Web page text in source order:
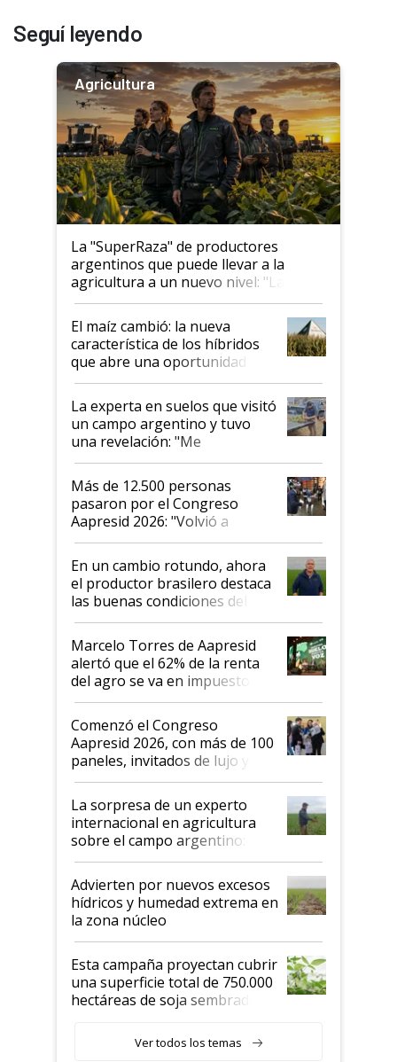
Seguí leyendo
Agricultura
La "SuperRaza" de productores
argentinos que puede llevar a la
agricultura a un nuevo nivel: "Las
posibilidades de crecimiento son
infinitas"
El maíz cambió: la nueva
característica de los híbridos
que abre una oportunidad en
el lote
La experta en suelos que visitó
un campo argentino y tuvo
una revelación: "Me
impresionó mucho"
Más de 12.500 personas
pasaron por el Congreso
Aapresid 2026: "Volvió a
demostrar que hablar del
suelo es hablar de todo el
sistema productivo"
En un cambio rotundo, ahora
el productor brasilero destaca
las buenas condiciones del
agro argentino para invertir:
"Los veo más motivados"
Marcelo Torres de Aapresid
alertó que el 62% de la renta
del agro se va en impuestos:
"No es bueno que en
Argentina se sigan discutiendo
las mismas cosas de hace 50
años"
Comenzó el Congreso
Aapresid 2026, con más de 100
paneles, invitados de lujo y
todas las tendencias
La sorpresa de un experto
internacional en agricultura
sobre el campo argentino:
"Estoy muy impresionado"
Advierten por nuevos excesos
hídricos y humedad extrema en
la zona núcleo
Esta campaña proyectan cubrir
una superficie total de 750.000
hectáreas de soja sembradas
variedades que marcan un
salto tecnológico en genética y
Ver todos los temas